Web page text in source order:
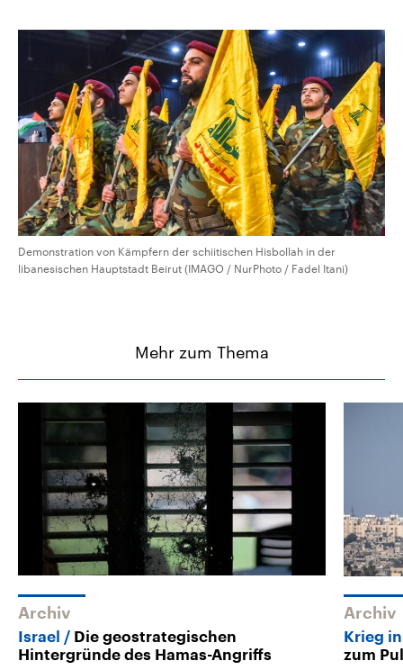
Demonstration von Kämpfern der schiitischen Hisbollah in der
libanesischen Hauptstadt Beirut (IMAGO / NurPhoto / Fadel Itani)
Mehr zum Thema
Archiv
Israel
Die geostrategischen
Hintergründe des Hamas-Angriffs
Archiv
Krieg
zum